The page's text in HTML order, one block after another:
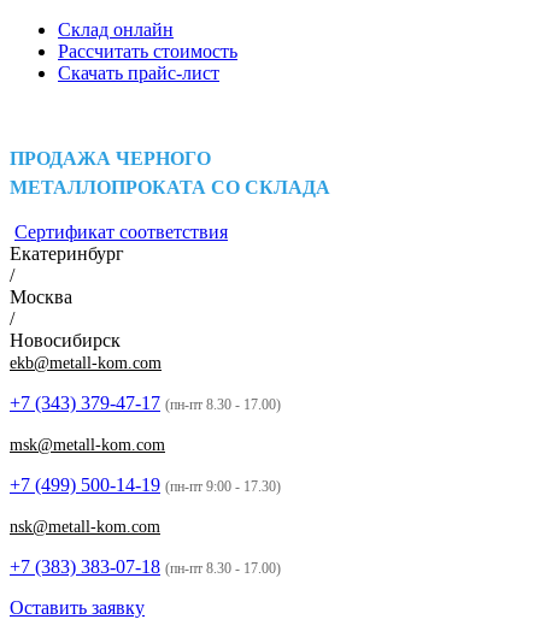
Склад онлайн
Рассчитать стоимость
Скачать прайс-лист
ПРОДАЖА ЧЕРНОГО
МЕТАЛЛОПРОКАТА СО СКЛАДА
Сертификат соответствия
Екатеринбург
/
Москва
/
Новосибирск
ekb@metall-kom.com
+7 (343) 379-47-17 (пн-пт 8.30 - 17.00)
msk@metall-kom.com
+7 (499) 500-14-19 (пн-пт 9:00 - 17.30)
nsk@metall-kom.com
+7 (383) 383-07-18 (пн-пт 8.30 - 17.00)
Оставить заявку